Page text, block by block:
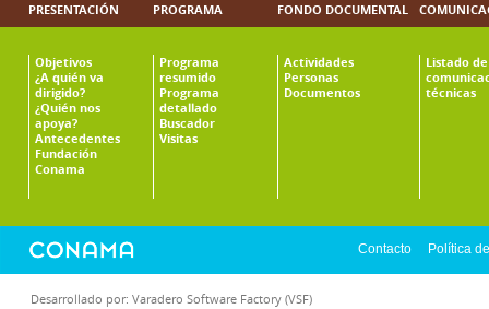
PRESENTACIÓN
Objetivos
¿A quién va
dirigido?
¿Quién nos
apoya?
Antecedentes
Fundación
Conama
PROGRAMA
Programa
resumido
Programa
detallado
Buscador
Visitas
FONDO DOCUMENTAL
Actividades
Personas
Documentos
Listado de
técnicas
Contacto Política
Desarrollado por: Varadero Software Factory (VSF)